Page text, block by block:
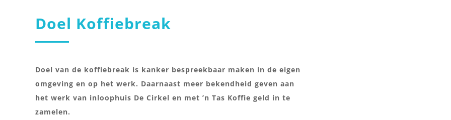
Doel Koffiebreak
Doel van de koffiebreak is kanker bespreekbaar maken in de eigen
omgeving en op het werk. Daarnaast meer bekendheid geven aan
het werk van inloophuis De Cirkel en met ’n Tas Koffie geld in te
zamelen.